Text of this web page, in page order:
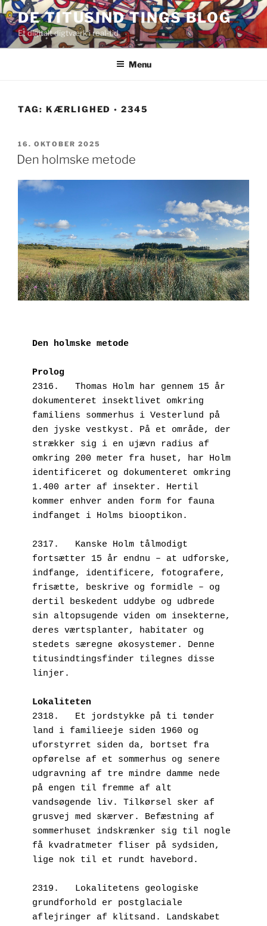
Videre
til
indhold
DE TITUSIND TINGS BLOG
Et digitalt digtværk i real-tid
Menu
TAG: KÆRLIGHED ◦ 2345
UDGIVET
DEN
16. OKTOBER 2025
Den holmske metode
Den holmske metode
Prolog
2316.   Thomas Holm har gennem 15 år
dokumenteret insektlivet omkring
familiens sommerhus i Vesterlund på
den jyske vestkyst. På et område, der
strækker sig i en ujævn radius af
omkring 200 meter fra huset, har Holm
identificeret og dokumenteret omkring
1.400 arter af insekter. Hertil
kommer enhver anden form for fauna
indfanget i Holms biooptikon.
2317.   Kanske Holm tålmodigt
fortsætter 15 år endnu – at udforske,
indfange, identificere, fotografere,
frisætte, beskrive og formidle – og
dertil beskedent uddybe og udbrede
sin altopsugende viden om insekterne,
deres værtsplanter, habitater og
stedets særegne økosystemer. Denne
titusindtingsfinder tilegnes disse
linjer.
Lokaliteten
2318.   Et jordstykke på ti tønder
land i familieeje siden 1960 og
uforstyrret siden da, bortset fra
opførelse af et sommerhus og senere
udgravning af tre mindre damme nede
på engen til fremme af alt
vandsøgende liv. Tilkørsel sker af
grusvej med skærver. Befæstning af
sommerhuset indskrænker sig til nogle
få kvadratmeter fliser på sydsiden,
lige nok til et rundt havebord.
2319.   Lokalitetens geologiske
grundforhold er postglaciale
aflejringer af klitsand. Landskabet